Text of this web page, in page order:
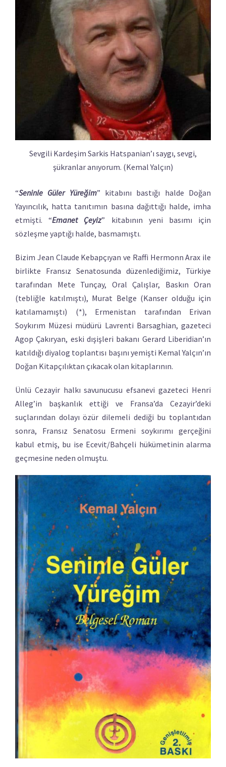
Sevgili Kardeşim Sarkis Hatspanian’ı saygı, sevgi,
şükranlar anıyorum. (Kemal Yalçın)
“Seninle Güler Yüreğim” kitabını bastığı halde Doğan
Yayıncılık, hatta tanıtımın basına dağıttığı halde, imha
etmişti. “Emanet Çeyiz” kitabının yeni basımı için
sözleşme yaptığı halde, basmamıştı.
Bizim Jean Claude Kebapçıyan ve Raffi Hermonn Arax ile
birlikte Fransız Senatosunda düzenlediğimiz, Türkiye
tarafından Mete Tunçay, Oral Çalışlar, Baskın Oran
(tebliğle katılmıştı), Murat Belge (Kanser olduğu için
katılamamıştı) (*), Ermenistan tarafından Erivan
Soykırım Müzesi müdürü Lavrenti Barsaghian, gazeteci
Agop Çakıryan, eski dışişleri bakanı Gerard Liberidian’ın
katıldığı diyalog toplantısı başını yemişti Kemal Yalçın’ın
Doğan Kitapçılıktan çıkacak olan kitaplarının.
Ünlü Cezayir halkı savunucusu efsanevi gazeteci Henri
Alleg’in başkanlık ettiği ve Fransa’da Cezayir’deki
suçlarından dolayı özür dilemeli dediği bu toplantıdan
sonra, Fransız Senatosu Ermeni soykırımı gerçeğini
kabul etmiş, bu ise Ecevit/Bahçeli hükümetinin alarma
geçmesine neden olmuştu.